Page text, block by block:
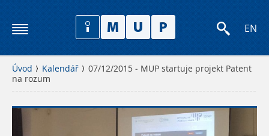
EN
Úvod Kalendář
07/12/2015 - MUP startuje projekt Patent
na rozum